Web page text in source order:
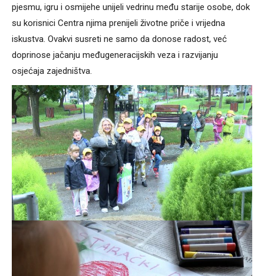
pjesmu, igru i osmijehe unijeli vedrinu među starije osobe, dok
su korisnici Centra njima prenijeli životne priče i vrijedna
iskustva. Ovakvi susreti ne samo da donose radost, već
doprinose jačanju međugeneracijskih veza i razvijanju
osjećaja zajedništva.